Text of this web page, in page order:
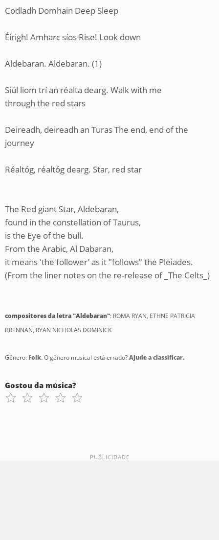
Codladh Domhain Deep Sleep
Éirigh! Amharc síos Rise! Look down
Aldebaran. Aldebaran. (1)
Siúl liom trí an réalta dearg. Walk with me
through the red stars
Deireadh, deireadh an Turas The end, end of the
journey
Réaltóg, réaltóg dearg. Star, red star
The Red giant Star, Aldebaran,
found in the constellation of Taurus,
is the Eye of the bull.
From the Arabic, Al Dabaran,
it means 'the follower' as it "follows" the Pleiades.
(From the liner notes on the re-release of _The Celts_)
compositores da letra "Aldebaran": ROMA RYAN, ETHNE PATRICIA
BRENNAN, RYAN NICHOLAS DOMINICK
Gênero: Folk. O gênero musical está errado?Ajude a classificar.
Gostou da música?